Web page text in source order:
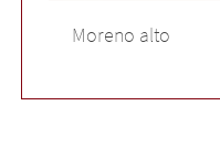
Moreno alto